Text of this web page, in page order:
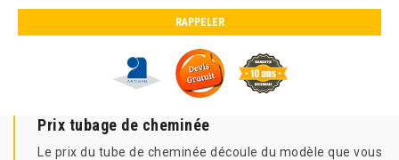
Prix tubage de cheminée
Le prix du tube de cheminée découle du modèle que vous